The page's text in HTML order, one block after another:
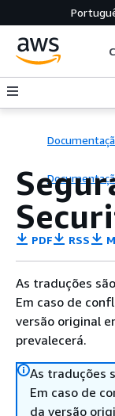
PDF RSS
As traduções
Em caso de
versão original
prevalecerá.
As traduções
Em caso de
da versão